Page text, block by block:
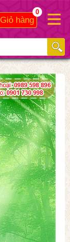
Giỏ hàng
0